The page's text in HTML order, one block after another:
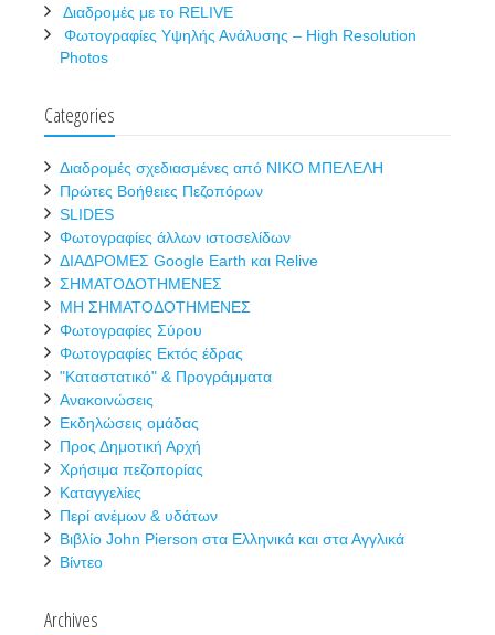
Διαδρομές με το RELIVE
Φωτογραφίες Υψηλής Ανάλυσης – High Resolution
Photos
Categories
Διαδρομές σχεδιασμένες από ΝΙΚΟ ΜΠΕΛΕΛΗ
Πρώτες Βοήθειες Πεζοπόρων
SLIDES
Φωτογραφίες άλλων ιστοσελίδων
ΔΙΑΔΡΟΜΕΣ Google Earth και Relive
ΣΗΜΑΤΟΔΟΤΗΜΕΝΕΣ
ΜΗ ΣΗΜΑΤΟΔΟΤΗΜΕΝΕΣ
Φωτογραφίες Σύρου
Φωτογραφίες Εκτός έδρας
"Καταστατικό" & Προγράμματα
Ανακοινώσεις
Εκδηλώσεις ομάδας
Προς Δημοτική Αρχή
Χρήσιμα πεζοπορίας
Καταγγελίες
Περί ανέμων & υδάτων
Βιβλίο John Pierson στα Ελληνικά και στα Αγγλικά
Βίντεο
Archives